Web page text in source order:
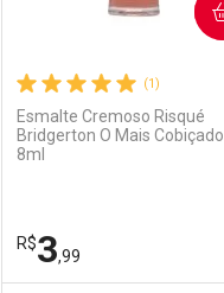
Comprar sem Desconto
Por R$ 3,99/cada
Por R$ 3,99/cada
(1)
Esmalte Cremoso Risqué
Bridgerton O Mais Cobiçado
8ml
R$3,99
COMPRAR